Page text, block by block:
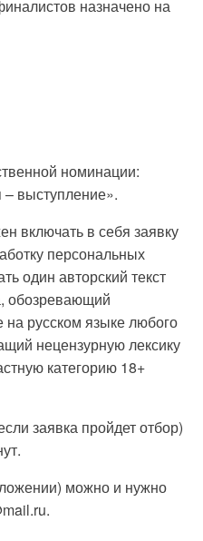
назначено на
номинации:
выступление».
включать в себя заявку
персональных
один авторский текст
обозревающий
на русском языке любого
нецензурную лексику
категорию 18+
заявка пройдет отбор)
можно и нужно